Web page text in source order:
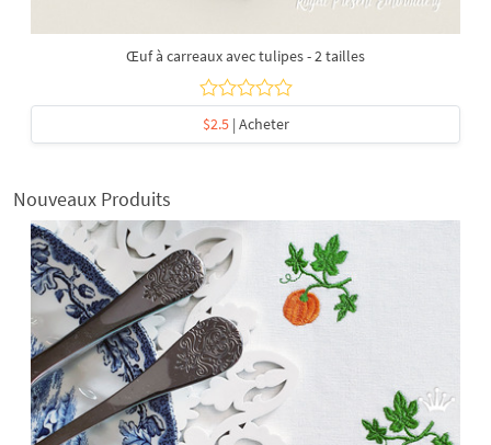
Œuf à carreaux avec tulipes - 2 tailles
$2.5| Acheter
Nouveaux Produits